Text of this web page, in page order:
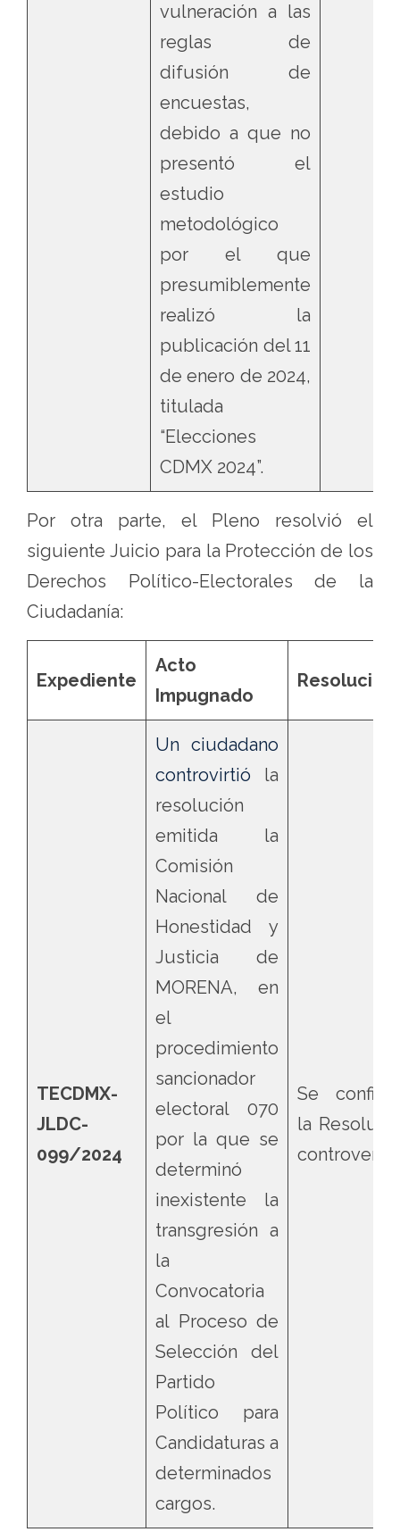
vulneración a las
reglas de
difusión de
encuestas,
debido a que no
presentó el
estudio
metodológico
por el que
presumiblemente
realizó la
publicación del 11
de enero de 2024,
titulada
“Elecciones
CDMX 2024”.
Por otra parte, el Pleno resolvió el
siguiente Juicio para la Protección de los
Derechos Político-Electorales de la
Ciudadanía:
Expediente
Acto
Impugnado
Resolución
TECDMX-
JLDC-
099/2024
Un ciudadano
controvirtió la
resolución
emitida la
Comisión
Nacional de
Honestidad y
Justicia de
MORENA, en
el
procedimiento
sancionador
electoral 070
por la que se
determinó
inexistente la
transgresión a
la
Convocatoria
al Proceso de
Selección del
Partido
Político para
Candidaturas a
determinados
cargos.
Se
la